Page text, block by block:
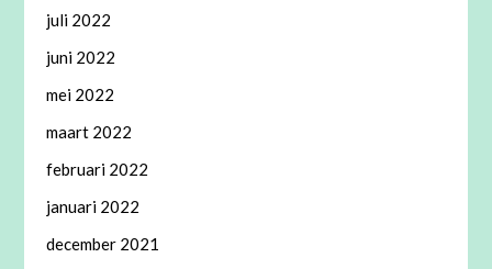
juli 2022
juni 2022
mei 2022
maart 2022
februari 2022
januari 2022
december 2021